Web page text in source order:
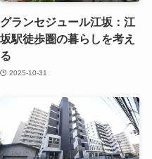
グランセジュール江坂：江
坂駅徒歩圏の暮らしを考え
る
2025-10-31